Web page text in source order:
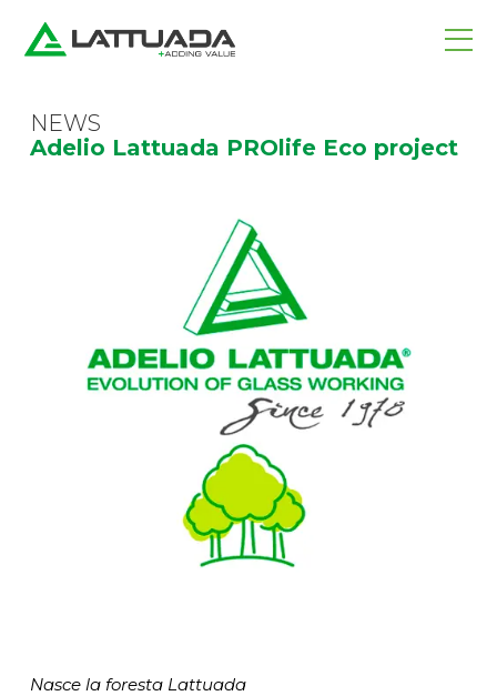
NEWS
Adelio Lattuada PROlife Eco project
Nasce la foresta Lattuada